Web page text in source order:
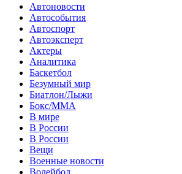
Автоновости
Автособытия
Автоспорт
Автоэксперт
Актеры
Аналитика
Баскетбол
Безумный мир
Биатлон/Лыжи
Бокс/MMA
В мире
В России
В России
Вещи
Военные новости
Волейбол